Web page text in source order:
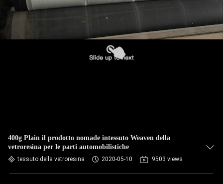
400g Plain il prodotto nomade intessuto Weaven della
vetroresina per le parti automobilistiche
tessuto della vetroresina 2020-05-10 9503 views